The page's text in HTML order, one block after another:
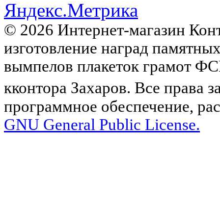
© 2026 Интернет-магазин
изготовление наград
вымпелов плакеток
кконтора Захаров. Все права
программное обеспечение,
GNU General Public License.